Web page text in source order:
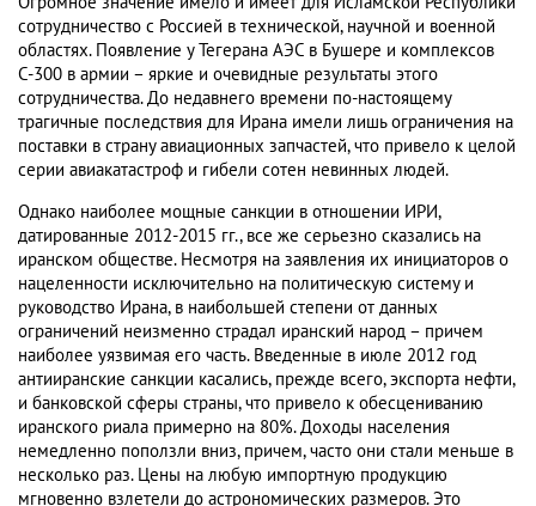
сотрудничество с Россией в технической, научной и военной
областях. Появление у Тегерана АЭС в Бушере и комплексов
С-300 в армии – яркие и очевидные результаты этого
сотрудничества. До недавнего времени по-настоящему
трагичные последствия для Ирана имели лишь ограничения на
поставки в страну авиационных запчастей, что привело к целой
серии авиакатастроф и гибели сотен невинных людей.
Однако наиболее мощные санкции в отношении ИРИ,
датированные 2012-2015 гг., все же серьезно сказались на
иранском обществе. Несмотря на заявления их инициаторов о
нацеленности исключительно на политическую систему и
руководство Ирана, в наибольшей степени от данных
ограничений неизменно страдал иранский народ – причем
наиболее уязвимая его часть. Введенные в июле 2012 год
антииранские санкции касались, прежде всего, экспорта нефти,
и банковской сферы страны, что привело к обесцениванию
иранского риала примерно на 80%. Доходы населения
немедленно поползли вниз, причем, часто они стали меньше в
несколько раз. Цены на любую импортную продукцию
мгновенно взлетели до астрономических размеров. Это